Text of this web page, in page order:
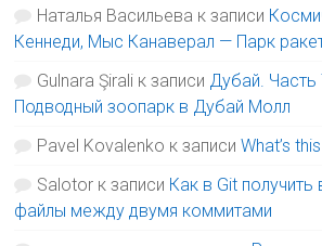
Наталья Васильева к записи
Кеннеди, Мыс Канаверал — Парк
Gulnara Şirali к записи Дубай. Часть
Подводный зоопарк в Дубай Молл
Pavel Kovalenko к записиWhat’s
Salotor к записи Как в Git
файлы между двумя коммитами